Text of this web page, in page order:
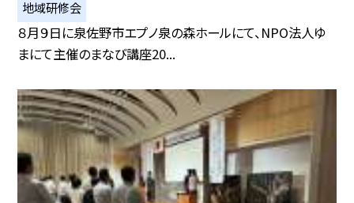
地域研修会
８月９日に泉佐野市エプノ泉の森ホールにて、NPO法人ゆ
まにて主催のまなび講座20...